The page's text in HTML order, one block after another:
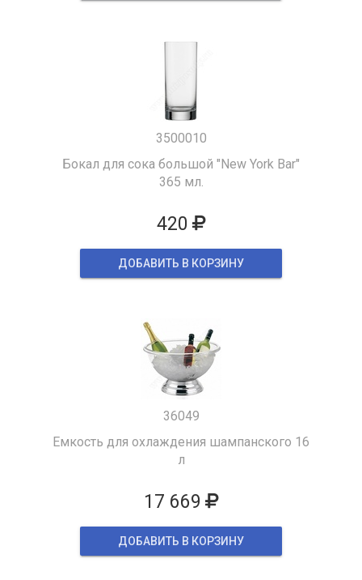
3500010
Бокал для сока большой "New York Bar"
365 мл.
420
ДОБАВИТЬ В КОРЗИНУ
36049
Емкость для охлаждения шампанского 16
л
17 669
ДОБАВИТЬ В КОРЗИНУ